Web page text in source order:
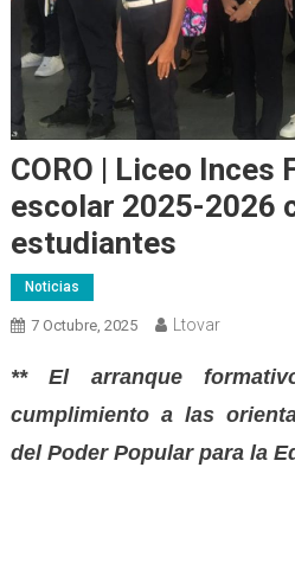
CORO | Liceo Inces
escolar 2025-2026
estudiantes
Noticias
7 Octubre, 2025 Ltovar
** El arranque
cumplimiento a las
del Poder Popular para la